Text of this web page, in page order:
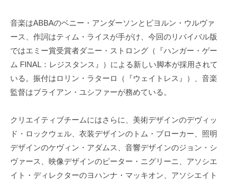
音楽はABBAのベニー・アンダーソンとビヨルン・ウルヴァ
ース、作詞はティム・ライスが手がけ、今回のリバイバル版
ではエミー賞受賞者ダニー・ストロング（『ハンガー・ゲー
ム FINAL：レジスタンス』）による新しい脚本が採用されて
いる。振付はロリン・ラターロ（『ウェイトレス』）、音楽
監督はブライアン・ユシファーが務めている。
クリエイティブチームにはさらに、美術デザインのデヴィッ
ド・ロックウェル、衣装デザインのトム・ブローカー、照明
デザインのケヴィン・アダムス、音響デザインのジョン・シ
ヴァース、映像デザインのピーター・ニグリーニ、アソシエ
イト・ディレクターのヨハンナ・マッキオン、アソシエイト